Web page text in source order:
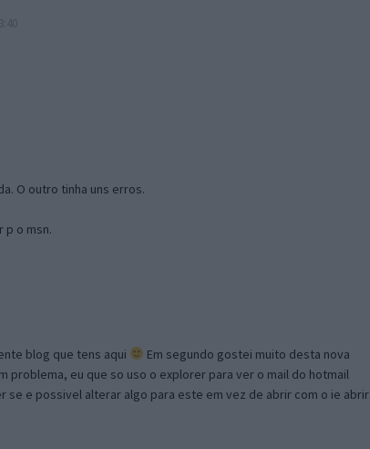
O outro tinha uns erros.
p o msn.
blog que tens aqui
Em segundo gostei muito desta nova
problema, eu que so uso o explorer para ver o mail do hotmail
se e possivel alterar algo para este em vez de abrir com o ie abrir